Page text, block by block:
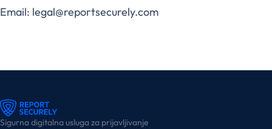
Email: legal@reportsecurely.com
Sigurna digitalna usluga za prijavljivanje